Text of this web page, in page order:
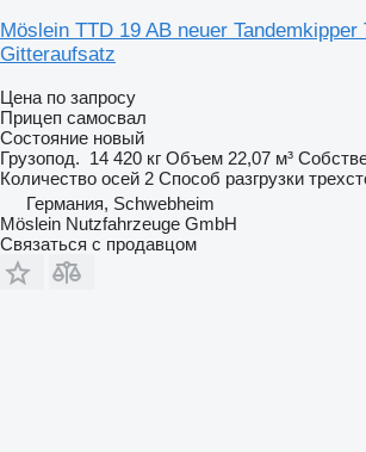
Möslein TTD 19 AB neuer Tandemkipper
Gitteraufsatz
Цена по запросу
Прицеп самосвал
Состояние новый
Грузопод. 14 420 кг Объем 22,07 м³
Количество осей 2 Способ разгрузки
Германия, Schwebheim
Möslein Nutzfahrzeuge GmbH
Связаться с продавцом